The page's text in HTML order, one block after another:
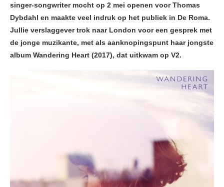
singer-songwriter mocht op 2 mei openen voor Thomas
Dybdahl en maakte veel indruk op het publiek in De Roma.
Jullie verslaggever trok naar London voor een gesprek met
de jonge muzikante, met als aanknopingspunt haar jongste
album Wandering Heart (2017), dat uitkwam op V2.